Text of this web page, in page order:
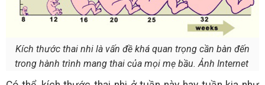
Kích thước thai nhi là vấn đề khá quan trọng cần bàn đến
trong hành trình mang thai của mọi mẹ bầu. Ảnh Internet